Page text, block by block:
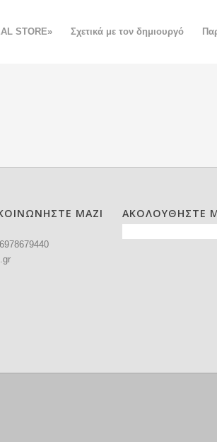
STORE» Σχετικά με τον δημιουργό
ΜΑΖΙ ΑΚΟΛΟΥΘΗΣΤΕ